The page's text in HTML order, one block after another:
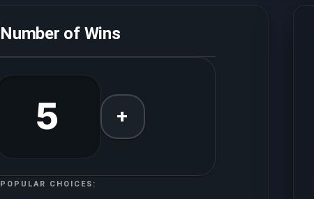
Number of Wins
5 +
POPULAR CHOICES: